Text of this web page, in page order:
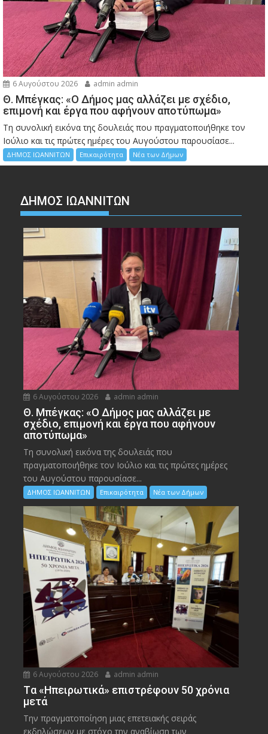
6 Αυγούστου 2026 admin admin
Θ. Μπέγκας: «Ο Δήμος μας αλλάζει με σχέδιο,
επιμονή και έργα που αφήνουν αποτύπωμα»
Τη συνολική εικόνα της δουλειάς που πραγματοποιήθηκε τον
Ιούλιο και τις πρώτες ημέρες του Αυγούστου παρουσίασε...
ΔΗΜΟΣ ΙΩΑΝΝΙΤΩΝ Επικαιρότητα Νέα των Δήμων
ΔΗΜΟΣ ΙΩΑΝΝΙΤΩΝ
6 Αυγούστου 2026 admin admin
Θ. Μπέγκας: «Ο Δήμος μας αλλάζει με
σχέδιο, επιμονή και έργα που αφήνουν
αποτύπωμα»
Τη συνολική εικόνα της δουλειάς που
πραγματοποιήθηκε τον Ιούλιο και τις πρώτες ημέρες
του Αυγούστου παρουσίασε...
ΔΗΜΟΣ ΙΩΑΝΝΙΤΩΝ Επικαιρότητα Νέα των Δήμων
6 Αυγούστου 2026 admin admin
Tα «Ηπειρωτικά» επιστρέφουν 50 χρόνια
μετά
Την πραγματοποίηση μιας επετειακής σειράς
εκδηλώσεων με στόχο την αναβίωση των